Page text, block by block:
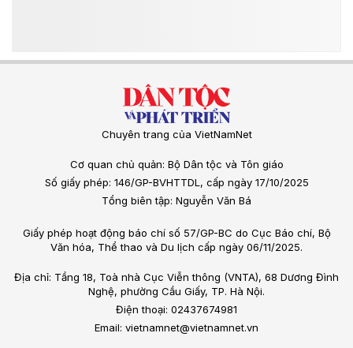
Chuyên trang của VietNamNet
Cơ quan chủ quản: Bộ Dân tộc và Tôn giáo
Số giấy phép: 146/GP-BVHTTDL, cấp ngày 17/10/2025
Tổng biên tập: Nguyễn Văn Bá
Giấy phép hoạt động báo chí số 57/GP-BC do Cục Báo chí, Bộ
Văn hóa, Thể thao và Du lịch cấp ngày 06/11/2025.
Địa chỉ: Tầng 18, Toà nhà Cục Viễn thông (VNTA), 68 Dương Đình
Nghệ, phường Cầu Giấy, TP. Hà Nội.
Điện thoại: 02437674981
Email: vietnamnet@vietnamnet.vn